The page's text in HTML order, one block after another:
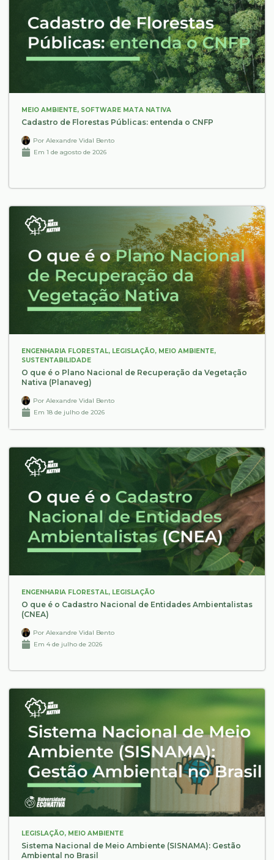
MEIO AMBIENTE, SOFTWARE MATA NATIVA
Cadastro de Florestas Públicas: entenda o CNFP
Por Alexandre Vidal Bento
Em 1 de agosto de 2026
ENGENHARIA FLORESTAL, LEGISLAÇÃO, MEIO AMBIENTE,
SUSTENTABILIDADE
O que é o Plano Nacional de Recuperação da Vegetação
Nativa (Planaveg)
Por Alexandre Vidal Bento
Em 18 de julho de 2026
ENGENHARIA FLORESTAL, LEGISLAÇÃO
O que é o Cadastro Nacional de Entidades Ambientalistas
(CNEA)
Por Alexandre Vidal Bento
Em 4 de julho de 2026
LEGISLAÇÃO, MEIO AMBIENTE
Sistema Nacional de Meio Ambiente (SISNAMA): Gestão
Ambiental no Brasil